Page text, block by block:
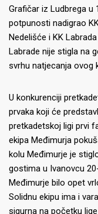
Grafičar iz Ludbrega u
potpunosti nadigrao
Nedelišće i KK
Labrade nije stigla na
svrhu natjecanja ovog
U konkurenciji
prvaka koji će
pretkadetskoj ligi prvi
ekipa Međimurja
kolu Međimurje je
gostima u Ivanovcu
Međimurje bilo opet
Solidnu ekipu ima i
sigurna na početku